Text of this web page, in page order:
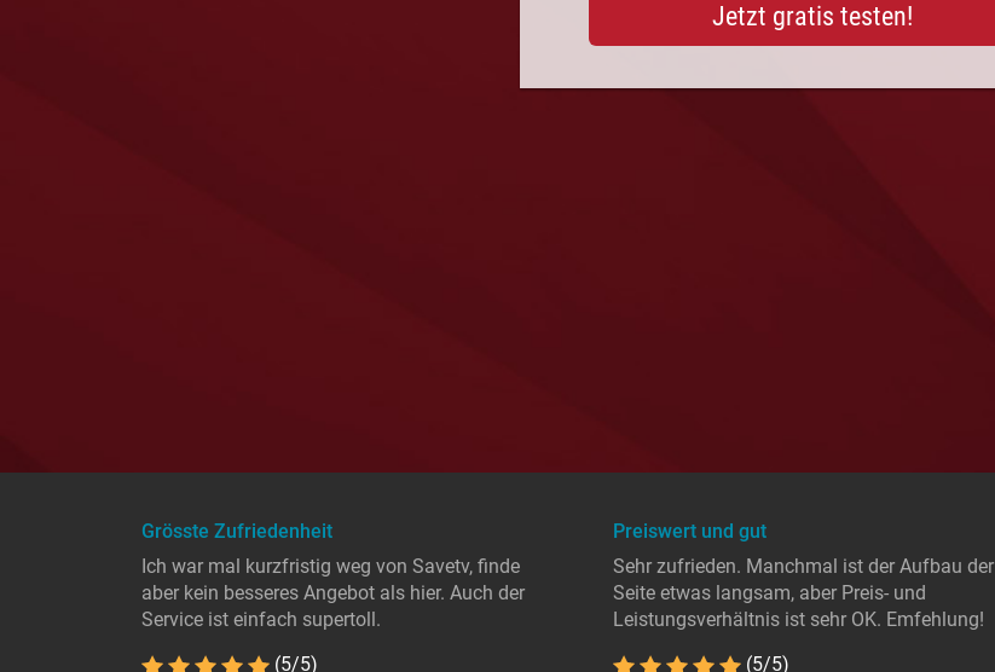
Jetzt gratis testen!
Grösste Zufriedenheit
Ich war mal kurzfristig weg von Savetv, finde
aber kein besseres Angebot als hier. Auch der
Service ist einfach supertoll.
(5/5)
Preiswert und gut
Sehr zufrieden. Manchmal ist der Aufbau der
Seite etwas langsam, aber Preis- und
Leistungsverhältnis ist sehr OK. Emfehlung!
(5/5)